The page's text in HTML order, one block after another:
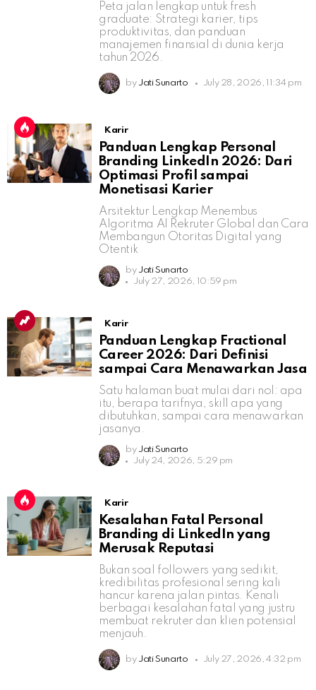
Peta jalan lengkap untuk fresh
graduate: Strategi karier, tips
produktivitas, dan panduan
manajemen finansial di dunia kerja
tahun 2026.
by Jati Sunarto July 28, 2026, 11:34 pm
Karir
Panduan Lengkap Personal
Branding LinkedIn 2026: Dari
Optimasi Profil sampai
Monetisasi Karier
Arsitektur Lengkap Menembus
Algoritma AI Rekruter Global dan Cara
Membangun Otoritas Digital yang
Otentik
by Jati Sunarto
July 27, 2026, 10:59 pm
Karir
Panduan Lengkap Fractional
Career 2026: Dari Definisi
sampai Cara Menawarkan Jasa
Satu halaman buat mulai dari nol: apa
itu, berapa tarifnya, skill apa yang
dibutuhkan, sampai cara menawarkan
jasanya.
by Jati Sunarto
July 24, 2026, 5:29 pm
Karir
Kesalahan Fatal Personal
Branding di LinkedIn yang
Merusak Reputasi
Bukan soal followers yang sedikit,
kredibilitas profesional sering kali
hancur karena jalan pintas. Kenali
berbagai kesalahan fatal yang justru
membuat rekruter dan klien potensial
menjauh.
by Jati Sunarto July 27, 2026, 4:32 pm